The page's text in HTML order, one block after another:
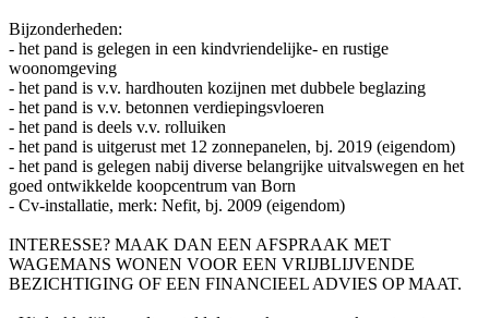
Bijzonderheden:
- het pand is gelegen in een kindvriendelijke- en rustige
woonomgeving
- het pand is v.v. hardhouten kozijnen met dubbele beglazing
- het pand is v.v. betonnen verdiepingsvloeren
- het pand is deels v.v. rolluiken
- het pand is uitgerust met 12 zonnepanelen, bj. 2019 (eigendom)
- het pand is gelegen nabij diverse belangrijke uitvalswegen en het
goed ontwikkelde koopcentrum van Born
- Cv-installatie, merk: Nefit, bj. 2009 (eigendom)
INTERESSE? MAAK DAN EEN AFSPRAAK MET
WAGEMANS WONEN VOOR EEN VRIJBLIJVENDE
BEZICHTIGING OF EEN FINANCIEEL ADVIES OP MAAT.